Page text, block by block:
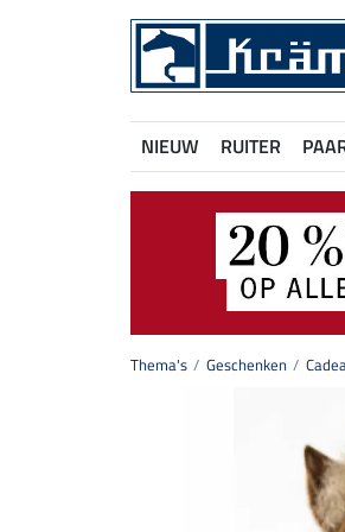
NIEUW RUITER
Thema's Geschenken